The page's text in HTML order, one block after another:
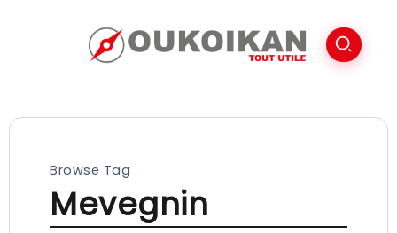
Browse Tag
Mevegnin